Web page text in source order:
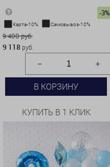
-3%
Карта-10% Самовывоз-10%
9 400 руб.
9 118 руб.
В КОРЗИНУ
КУПИТЬ В 1 КЛИК